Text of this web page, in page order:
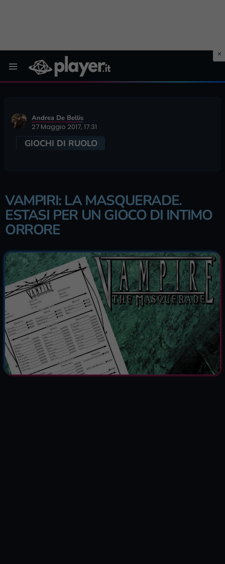
Andrea De Bellis
27 Maggio 2017, 17:31
GIOCHI DI RUOLO
VAMPIRI: LA MASQUERADE.
ESTASI PER UN GIOCO DI INTIMO
ORRORE